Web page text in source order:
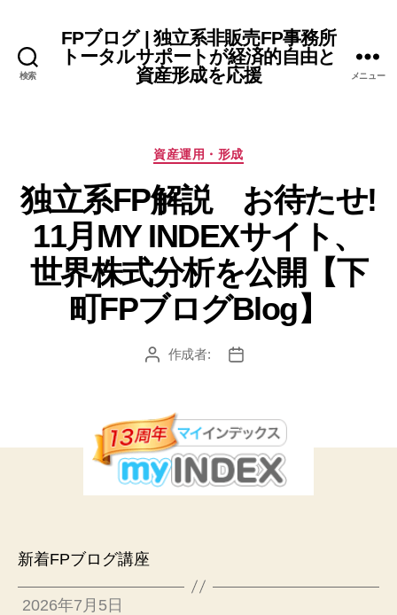
検索
FPブログ | 独立系非販売FP事務所
トータルサポートが経済的自由と
資産形成を応援
メニュー
カ
ゴ
リ
ー
資産運用・形成
独立系FP解説 お待たせ!
11月MY INDEXサイト、
世界株式分析を公開【下
町FPブログBlog】
投 作成者:
投
新着FPブログ講座
2026年7月5日